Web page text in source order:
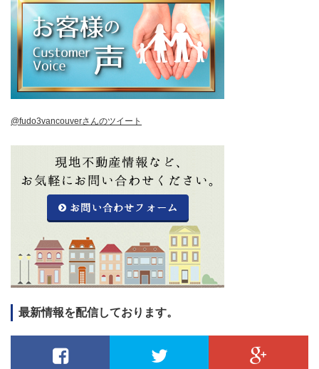
@fudo3vancouverさんのツイート
最新情報を配信しております。